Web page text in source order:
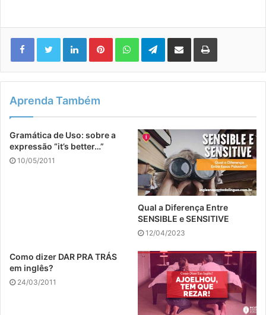
LinkedinPinterestWhatsAppTelegram
Compartilhar via e-mail Imprimir
Aprenda Também
Gramática de Uso: sobre a
expressão “it’s better…”
10/05/2011
Qual a Diferença Entre
SENSIBLE e SENSITIVE
12/04/2023
Como dizer DAR PRA TRÁS
em inglês?
24/03/2011